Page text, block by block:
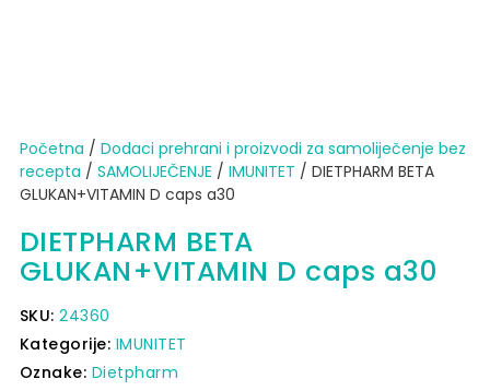
Početna / Dodaci prehrani i proizvodi za samoliječenje bez
recepta / SAMOLIJEČENJE / IMUNITET / DIETPHARM BETA
GLUKAN+VITAMIN D caps a30
DIETPHARM BETA
GLUKAN+VITAMIN D caps a30
SKU:24360
Kategorije: IMUNITET
Oznake: Dietpharm